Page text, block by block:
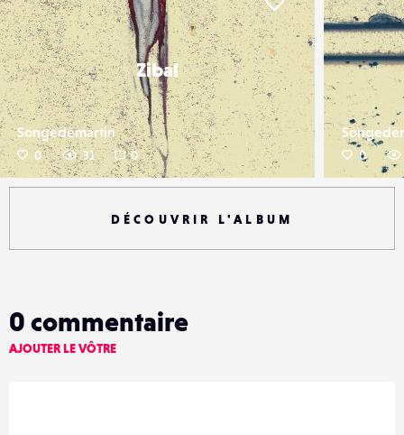
Zibal
Songedemartin
0 31 0
Liker
0
DÉCOUVRIR L'ALBUM
0 commentaire
AJOUTER LE VÔTRE